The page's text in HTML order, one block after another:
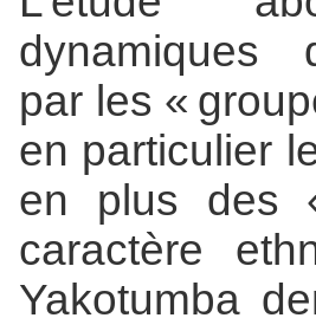
dynamiques
par les «
en particulier
en plus des
caractère
Yakotumba